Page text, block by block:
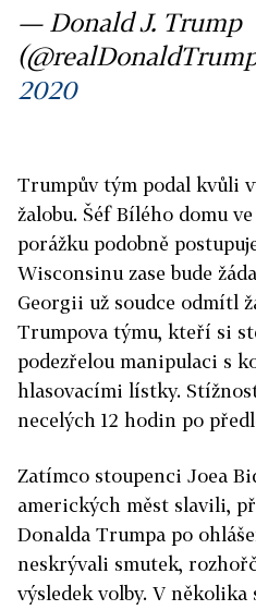
— Donald J. Trump
2020
Trumpův tým podal kvůli
žalobu. Šéf Bílého domu
porážku podobně
Wisconsinu zase bude
Georgii už soudce odmítl
Trumpova týmu, kteří si
podezřelou manipulaci s
hlasovacími lístky.
necelých 12 hodin po
Zatímco stoupenci Joea
amerických měst slavili,
Donalda Trumpa po
neskrývali smutek,
výsledek volby. V